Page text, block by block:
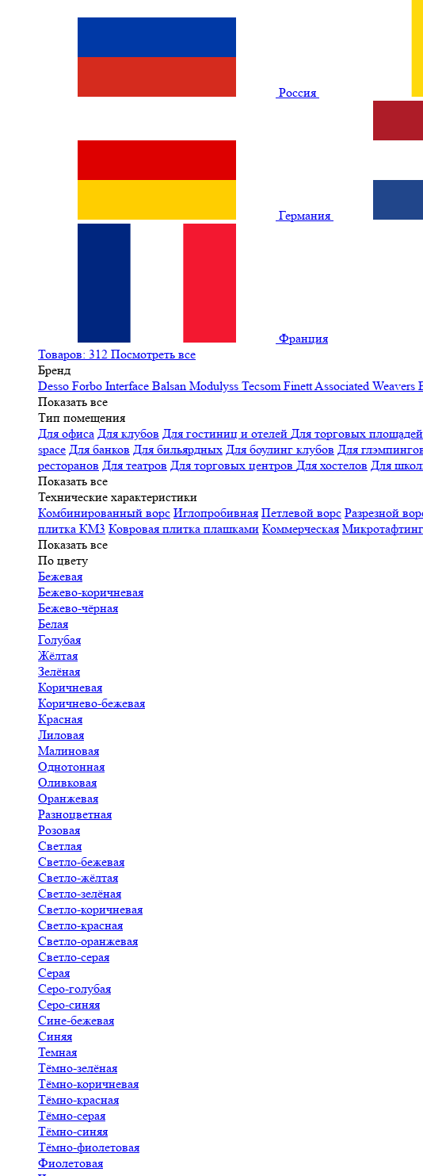
Россия
Германия
Франция
Товаров: 312 Посмотреть все
Бренд
Desso Forbo Interface Balsan Modulyss Tecsom FinettAssociated Weavers
Показать все
Тип помещения
Для офиса Для клубов Для гостиниц и отелей Для торговых площадей
space Для банков Для бильярдных Для боулинг клубов Для
ресторанов Для театров Для торговых центров Для хостелов Для
Показать все
Технические характеристики
Комбинированный ворс Иглопробивная Петлевой ворс Разрезной
плитка КМ3 Ковровая плитка плашками Коммерческая Микротафтинг
Показать все
По цвету
Бежевая
Бежево-коричневая
Бежево-чёрная
Белая
Голубая
Жёлтая
Зелёная
Коричневая
Коричнево-бежевая
Красная
Лиловая
Малиновая
Однотонная
Оливковая
Оранжевая
Разноцветная
Розовая
Светлая
Светло-бежевая
Светло-жёлтая
Светло-зелёная
Светло-коричневая
Светло-красная
Светло-оранжевая
Светло-серая
Серая
Серо-голубая
Серо-синяя
Сине-бежевая
Синяя
Темная
Тёмно-зелёная
Тёмно-коричневая
Тёмно-красная
Тёмно-серая
Тёмно-синяя
Тёмно-фиолетовая
Фиолетовая